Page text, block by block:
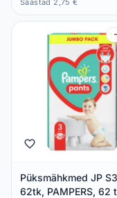
Säästad 2,75 €
Püksmähkmed JP S3
62tk, PAMPERS, 62